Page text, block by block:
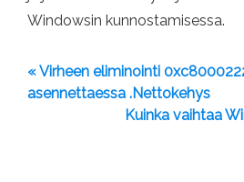
Windowsin kunnostamisessa.
« Virheen eliminointi
asennettaessa .Nettokehys
Kuinka vaihtaa